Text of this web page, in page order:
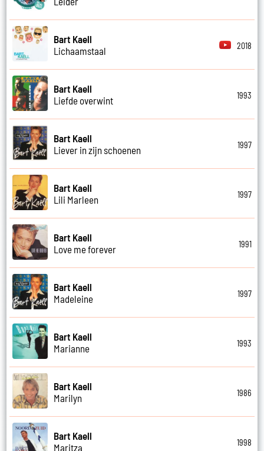
Bart Kaell
Lichaamstaal
2018
Bart Kaell
Liefde overwint
1993
Bart Kaell
Liever in zijn schoenen
1997
Bart Kaell
Lili Marleen
1997
Bart Kaell
Love me forever
1991
Bart Kaell
Madeleine
1997
Bart Kaell
Marianne
1993
Bart Kaell
Marilyn
1986
Bart Kaell
Maritza
1998